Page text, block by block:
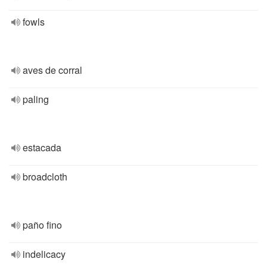
fowls
aves de corral
paling
estacada
broadcloth
paño fino
indelicacy